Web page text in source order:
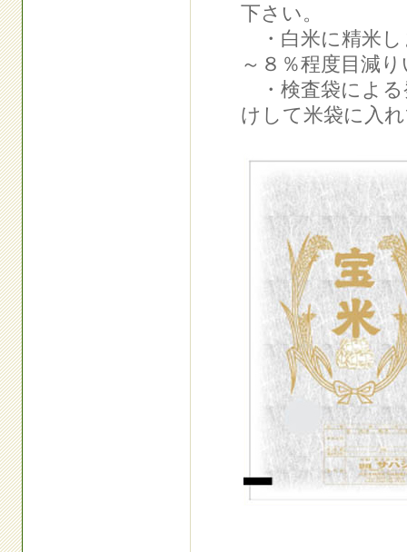
下さい。
・白米に精米し
～８％程度目減
・検査袋による
けして米袋に入